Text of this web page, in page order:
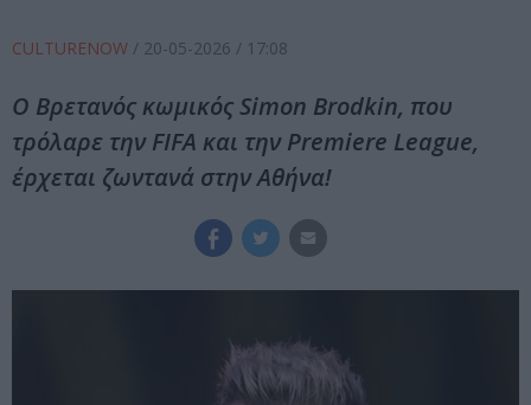
CULTURENOW / 20-05-2026 / 17:08
Ο Βρετανός κωμικός Simon Brodkin, που
τρόλαρε την FIFA και την Premiere League,
έρχεται ζωντανά στην Αθήνα!